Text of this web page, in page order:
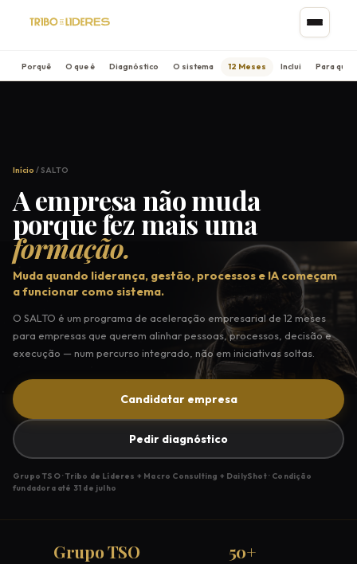
Porquê O que é Diagnóstico O sistema 12 Meses Inclui Para quem
Início / SALTO
A empresa não muda
porque fez mais uma
formação.
Muda quando liderança, gestão, processos e IA começam
a funcionar como sistema.
O SALTO é um programa de aceleração empresarial de 12 meses
para empresas que querem alinhar pessoas, processos, decisão e
execução — num percurso integrado, não em iniciativas soltas.
Candidatar empresa
Pedir diagnóstico
Grupo TSO · Tribo de Líderes + Macro Consulting + DailyShot · Condição
fundadora até 31 de julho
Grupo TSO 50+